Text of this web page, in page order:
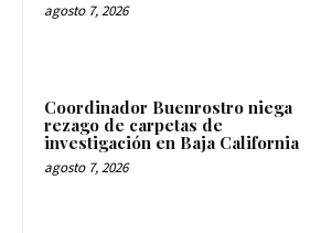
agosto 7, 2026
Coordinador Buenrostro niega
rezago de carpetas de
investigación en Baja California
agosto 7, 2026